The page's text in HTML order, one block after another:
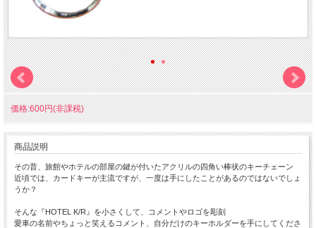
価格:600円(非課税)
商品説明
その昔、旅館やホテルの部屋の鍵が付いたアクリルの四角い棒状のキーチェーン
近頃では、カードキーが主流ですが、一度は手にしたことがあるのではないでしょ
うか？
そんな『HOTEL K/R』を小さくして、コメントやロゴを彫刻
愛車の名前やちょっと笑えるコメント、自分だけのキーホルダーを手にしてくださ